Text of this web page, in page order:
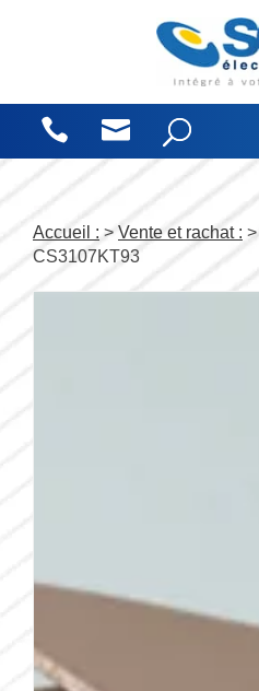
Accueil : > Vente et rachat : >
CS3107KT93